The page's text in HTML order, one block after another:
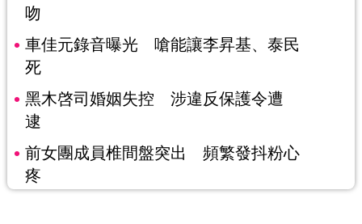
吻
車佳元錄音曝光 嗆能讓李昇基、泰民
死
黑木啓司婚姻失控 涉違反保護令遭
逮
前女團成員椎間盤突出 頻繁發抖粉心
疼